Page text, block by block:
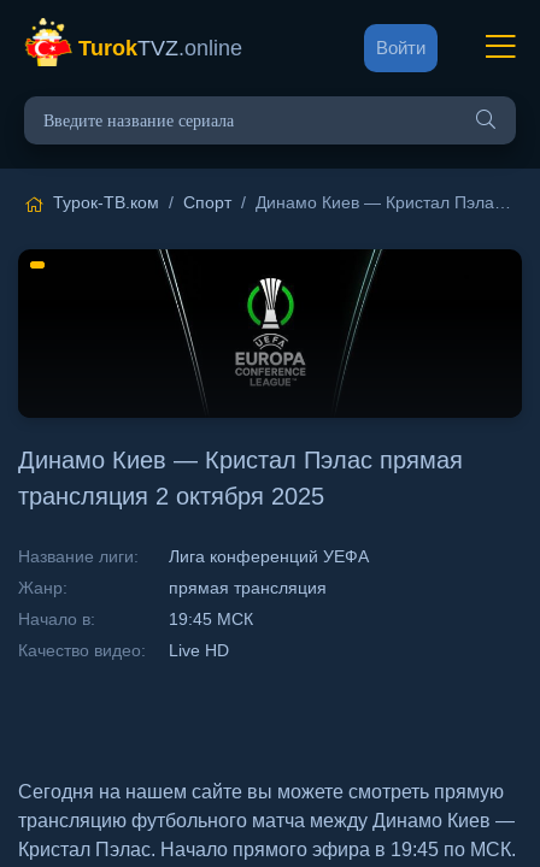
TurokTVZ.online Войти
Турок-ТВ.ком / Спорт/ Динамо Киев — Кристал Пэлас прямая трансляция 2 октября 2025
Динамо Киев — Кристал Пэлас прямая
трансляция 2 октября 2025
Название лиги:
Лига конференций УЕФА
Жанр:
прямая трансляция
Начало в:
19:45 МСК
Качество видео:
Live HD
Сегодня на нашем сайте вы можете смотреть прямую
трансляцию футбольного матча между Динамо Киев —
Кристал Пэлас. Начало прямого эфира в 19:45 по МСК.